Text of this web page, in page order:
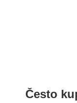
Često